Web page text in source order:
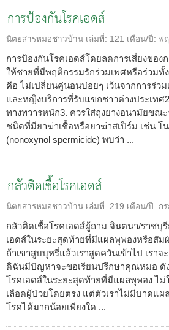
การป้องกันโรคเอดส์
นิตยสารหมอชาวบ้าน เล่มที่: 121 เดือน/ปี: พ
การป้องกันโรคเอดส์โดยลดการเสี่ยงของ
ให้ชายที่มีพฤติกรรมรักร่วมเพศหรือร่วมทั้
คือ ไม่เปลี่ยนคู่นอนบ่อยๆ เว้นจากการร่ว
และหญิงบริการที่รับแขกชาวต่างประเทศ
ทางทวารหนัก3. ควรใส่ถุงยางอนามัยขณ
ชนิดที่มียาฆ่าเชื้อหรือยาฆ่าสเปิร์ม เช่น โ
(nonoxynol spermicide) พบว่า ...
กลัวติดเชื้อโรคเอดส์
นิตยสารหมอชาวบ้าน เล่มที่: 219 เดือน/ปี: ก
กลัวติดเชื้อโรคเอดส์ผู้ถาม จินตนา/ราชบุ
เอดส์ในระยะสุดท้ายที่มีแผลพุพองหรือสัม
ถ้าเขาสูบบุหรี่แล้วเราสูดควันเข้าไป เราจ
ดิฉันมีปัญหาจะขอเรียนปรึกษาคุณหมอ ดั
โรคเอดส์ในระยะสุดท้ายที่มีแผลพุพอง ไ
เลือดผู้ป่วยโดยตรง แต่ตัวเราไม่มีบาดแผ
โรคได้มากน้อยเพียงใด ...